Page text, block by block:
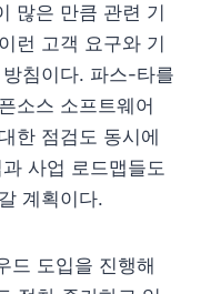
많은 만큼 관련 기
런 고객 요구와 기
침이다. 파스-타를
소스 소프트웨어
한 점검도 동시에
사업 로드맵들도
계획이다.
드 도입을 진행해